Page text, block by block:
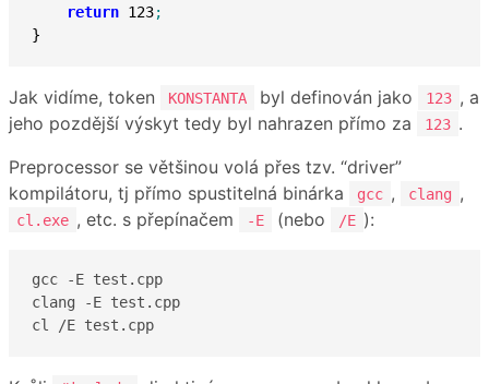
return 123;
}
Jak vidíme, token KONSTANTA byl definován jako 123 , a
jeho pozdější výskyt tedy byl nahrazen přímo za
123 .
Preprocessor se většinou volá přes tzv. “driver”
kompilátoru, tj přímo spustitelná binárka
gcc , clang ,
cl.exe , etc. s přepínačem -E (nebo /E ):
gcc -E test.cpp
clang -E test.cpp
cl /E test.cpp